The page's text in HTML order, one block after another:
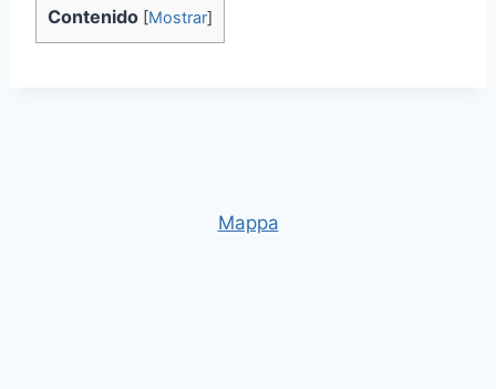
Contenido [Mostrar]
Mappa